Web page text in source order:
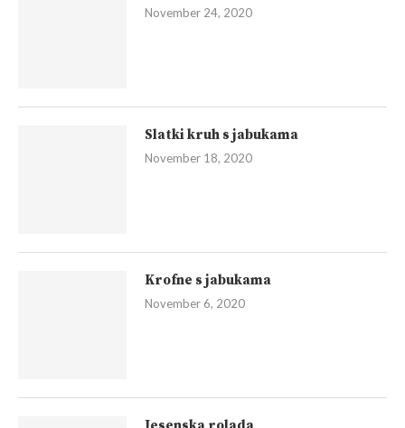
November 24, 2020
Slatki kruh s jabukama
November 18, 2020
Krofne s jabukama
November 6, 2020